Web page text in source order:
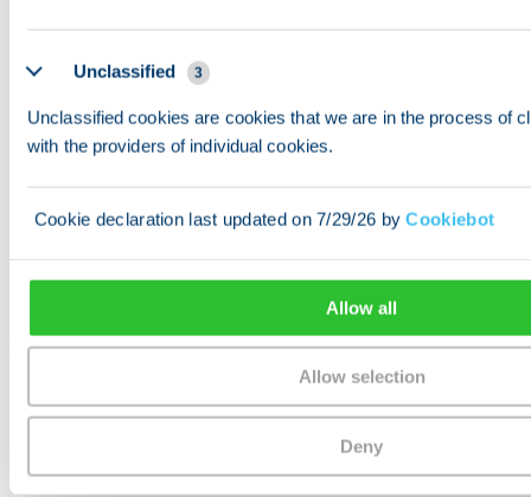
Unclassified 3
Unclassified cookies are cookies that we are in the process of
with the providers of individual cookies.
Cookie declaration last updated on 7/29/26 byCookiebot
Allow all
Allow selection
Deny
Currywurst og döner: Berlins ikoniske street food,
tilgængeligt overalt for €3–€6
og mellemøstlig mad, Neukölln for internationalt street
Expat-fællesskab
InterNations Berlin: Regelmæssige
netværksarrangementer og sociale møder
Toytown Germany: Engelsksproget forum for expats i